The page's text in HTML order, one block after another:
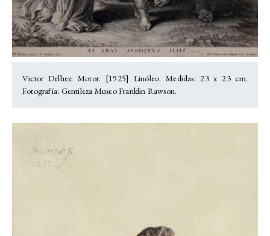
Victor Delhez: Motor. [1925] Linóleo. Medidas: 23 x 23 cm.
Fotografía: Gentileza Museo Franklin Rawson.